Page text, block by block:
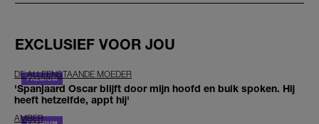
EXCLUSIEF VOOR JOU
DE ALLEENSTAANDE MOEDER
'Spanjaard Oscar blijft door mijn hoofd en buik spoken. Hij
heeft hetzelfde, appt hij'
AMBER